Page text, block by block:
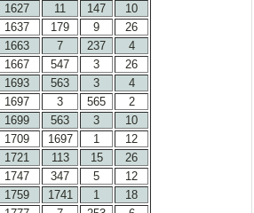
1627 11 147
10
1637 179 9
26
1663 7 237
4
1667 547 3
26
1693 563 3
4
1697 3 565
2
1699 563 3
10
1709 1697 1
12
1721 113 15
26
1747 347 5
12
1759 1741 1
18